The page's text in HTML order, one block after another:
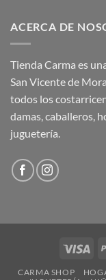
ACERCA DE
Tienda Carma es
San Vicente de
todos los
damas, caballeros,
juguetería.
CARMA SHOP